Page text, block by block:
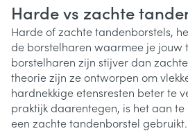
Harde vs zachte
Harde of zachte tandenborstels,
de borstelharen waarmee je jouw
borstelharen zijn stijver dan
theorie zijn ze ontworpen om
hardnekkige etensresten beter te
praktijk daarentegen, is het aan
een zachte tandenborstel gebruikt.